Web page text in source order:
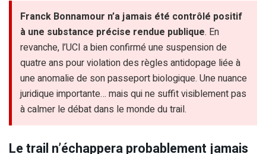
Franck Bonnamour n’a jamais été contrôlé positif
à une substance précise rendue publique. En
revanche, l’UCI a bien confirmé une suspension de
quatre ans pour violation des règles antidopage liée à
une anomalie de son passeport biologique. Une nuance
juridique importante… mais qui ne suffit visiblement pas
à calmer le débat dans le monde du trail.
Le trail n’échappera probablement jamais